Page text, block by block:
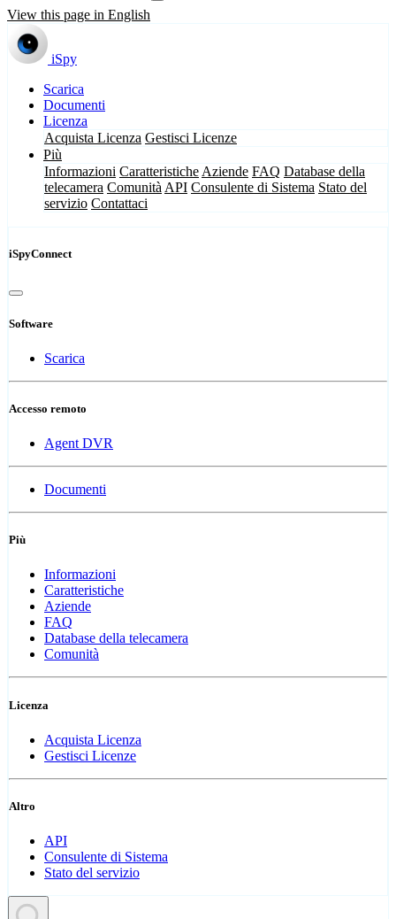
View this page in English
iSpy
Scarica
Documenti
Licenza
Acquista Licenza Gestisci Licenze
Più
Informazioni Caratteristiche Aziende FAQ Database della
telecamera Comunità API Consulente di Sistema Stato del
servizio Contattaci
iSpyConnect
Software
Scarica
Accesso remoto
Agent DVR
Documenti
Più
Informazioni
Caratteristiche
Aziende
FAQ
Database della telecamera
Comunità
Licenza
Acquista Licenza
Gestisci Licenze
Altro
API
Consulente di Sistema
Stato del servizio